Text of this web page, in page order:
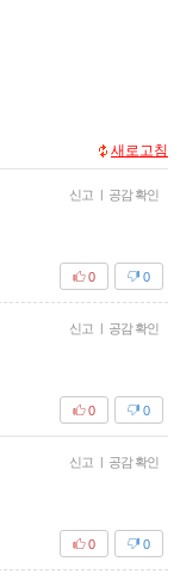
새로고침
신고 | 공감 확인
0
0
신고 | 공감 확인
0
0
신고 | 공감 확인
0
0